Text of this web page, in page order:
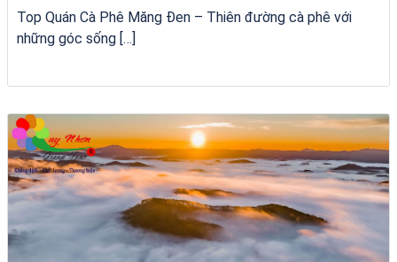
Top Quán Cà Phê Măng Đen – Thiên đường cà phê với
những góc sống […]
VÉ HẢI GIANG